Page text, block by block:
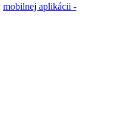
mobilnej aplikácii -